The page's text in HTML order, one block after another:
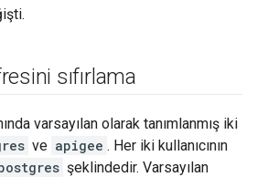
sıfırlama
varsayılan olarak tanımlanmış iki
ve apigee . Her iki kullanıcının
şeklindedir. Varsayılan